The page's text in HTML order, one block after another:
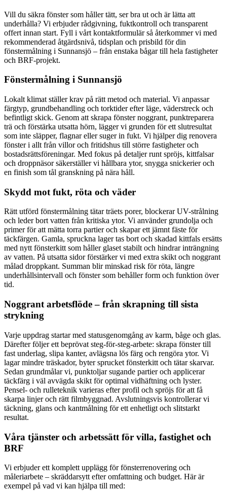
Vill du säkra fönster som håller tätt, ser bra ut och är lätta att
underhålla? Vi erbjuder rådgivning, fuktkontroll och transparent
offert innan start. Fyll i vårt kontaktformulär så återkommer vi med
rekommenderad åtgärdsnivå, tidsplan och prisbild för din
fönstermålning i Sunnansjö – från enstaka bågar till hela fastigheter
och BRF-projekt.
Fönstermålning i Sunnansjö
Lokalt klimat ställer krav på rätt metod och material. Vi anpassar
färgtyp, grundbehandling och torktider efter läge, väderstreck och
befintligt skick. Genom att skrapa fönster noggrant, punktreparera
trä och förstärka utsatta hörn, lägger vi grunden för ett slutresultat
som inte släpper, flagnar eller suger in fukt. Vi hjälper dig renovera
fönster i allt från villor och fritidshus till större fastigheter och
bostadsrättsföreningar. Med fokus på detaljer runt spröjs, kittfalsar
och droppnäsor säkerställer vi hållbara ytor, snygga snickerier och
en finish som tål granskning på nära håll.
Skydd mot fukt, röta och väder
Rätt utförd fönstermålning tätar träets porer, blockerar UV-strålning
och leder bort vatten från kritiska ytor. Vi använder grundolja och
primer för att mätta torra partier och skapar ett jämnt fäste för
täckfärgen. Gamla, spruckna lager tas bort och skadad kittfals ersätts
med nytt fönsterkitt som håller glaset stabilt och hindrar inträngning
av vatten. På utsatta sidor förstärker vi med extra skikt och noggrant
målad droppkant. Summan blir minskad risk för röta, längre
underhållsintervall och fönster som behåller form och funktion över
tid.
Noggrant arbetsflöde – från skrapning till sista
strykning
Varje uppdrag startar med statusgenomgång av karm, båge och glas.
Därefter följer ett beprövat steg-för-steg-arbete: skrapa fönster till
fast underlag, slipa kanter, avlägsna lös färg och rengöra ytor. Vi
lagar mindre träskador, byter sprucket fönsterkitt och tätar skarvar.
Sedan grundmålar vi, punktoljar sugande partier och applicerar
täckfärg i väl avvägda skikt för optimal vidhäftning och lyster.
Pensel- och rulleteknik varieras efter profil och spröjs för att få
skarpa linjer och rätt filmbyggnad. Avslutningsvis kontrollerar vi
täckning, glans och kantmålning för ett enhetligt och slitstarkt
resultat.
Våra tjänster och arbetssätt för villa, fastighet och
BRF
Vi erbjuder ett komplett upplägg för fönsterrenovering och
måleriarbete – skräddarsytt efter omfattning och budget. Här är
exempel på vad vi kan hjälpa till med: